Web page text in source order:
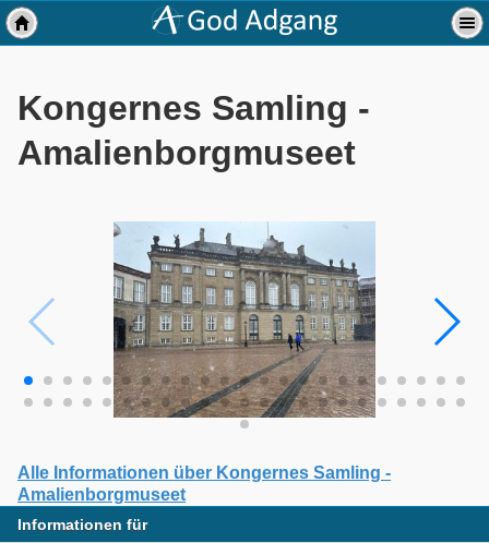
Kongernes Samling -
Amalienborgmuseet
Alle Informationen über Kongernes Samling -
Amalienborgmuseet
Informationen für